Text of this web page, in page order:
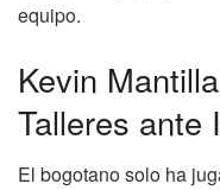
equipo.
Kevin
Talleres ante
El bogotano solo ha